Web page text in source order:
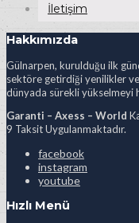
İletişim
Hakkımızda
Gülnarpen, kurulduğu ilk
sektöre getirdiği yenilikler
dünyada sürekli yükselmeyi
Garanti – Axess – World
9 Taksit Uygulanmaktadır.
facebook
instagram
youtube
Hızlı Menü